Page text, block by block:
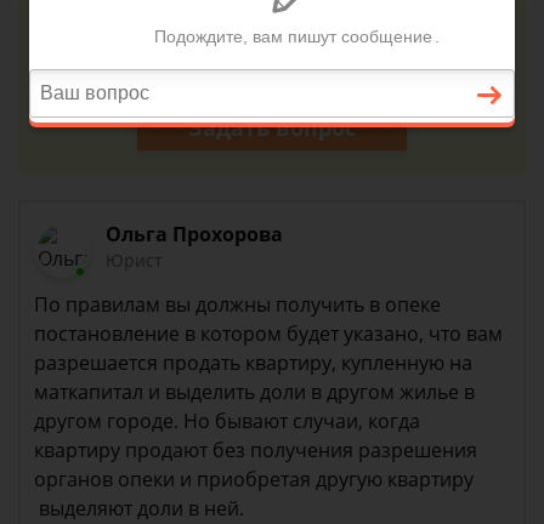
Консультация юриста онлайн
Ответ на сайте в течении 15 минут
Задать вопрос
Ольга Прохорова
Юрист
По правилам вы должны получить в опеке
постановление в котором будет указано, что вам
разрешается продать квартиру, купленную на
маткапитал и выделить доли в другом жилье в
другом городе. Но бывают случаи, когда
квартиру продают без получения разрешения
органов опеки и приобретая другую квартиру
выделяют доли в ней.